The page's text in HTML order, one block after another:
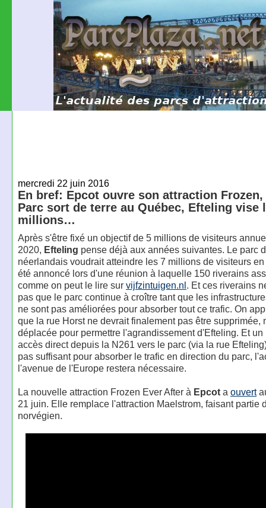
mercredi 22 juin 2016
En bref: Epcot ouvre son attraction Frozen,
Parc sort de terre au Québec, Efteling vise
millions…
Après s'être fixé un objectif de 5 millions de visiteurs
2020, Efteling pense déjà aux années suivantes. Le parc
néerlandais voudrait atteindre les 7 millions de visiteurs
été annoncé lors d'une réunion à laquelle 150 riverains
comme on peut le lire sur vijfzintuigen.nl. Et ces riverains
pas que le parc continue à croître tant que les
ne sont pas améliorées pour absorber tout ce trafic. On
que la rue Horst ne devrait finalement pas être supprimée,
déplacée pour permettre l'agrandissement d'Efteling. Et un
accès direct depuis la N261 vers le parc (via la rue
pas suffisant pour absorber le trafic en direction du parc,
l'avenue de l'Europe restera nécessaire.
La nouvelle attraction Frozen Ever After à Epcota ouvert
21 juin. Elle remplace l'attraction Maelstrom, faisant partie
norvégien.